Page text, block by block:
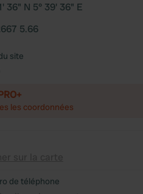
36" N 5° 39' 36" E
5.66
site
les coordonnées
de téléphone